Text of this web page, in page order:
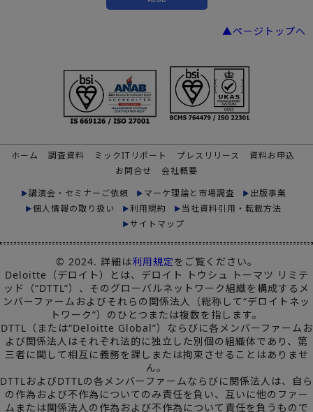
▲ページトップへ
ホーム 調査資料 ミックITリポート プレスリリース
資料お申込
お問合せ
会社概要
講演会・セミナーご依頼
マーケ理論と市場調査
出版事業
個人情報の取り扱い
利用規約
当社資料引用・転載方法
サイトマップ
© 2024. 詳細は利用規定をご覧ください。
Deloitte（デロイト）とは、デロイト トウシュ トーマツ リミテ
ッド（“DTTL”）、そのグローバルネットワーク組織を構成するメ
ンバーファームおよびそれらの関係法人（総称して“デロイトネッ
トワーク”）のひとつまたは複数を指します。
DTTL（または“Deloitte Global”）ならびに各メンバーファームお
よび関係法人はそれぞれ法的に独立した別個の組織体であり、第
三者に関して相互に義務を課しまたは拘束させることはありませ
ん。
DTTLおよびDTTLの各メンバーファームならびに関係法人は、自ら
の作為および不作為についてのみ責任を負い、互いに他のファー
ムまたは関係法人の作為および不作為について責任を負うもので